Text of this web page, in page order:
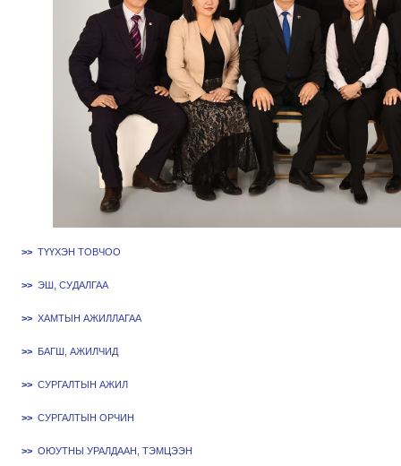
>> ТҮҮХЭН ТОВЧОО
>> ЭШ, СУДАЛГАА
>> ХАМТЫН АЖИЛЛАГАА
>> БАГШ, АЖИЛЧИД
>> СУРГАЛТЫН АЖИЛ
>> СУРГАЛТЫН ОРЧИН
>> ОЮУТНЫ УРАЛДААН, ТЭМЦЭЭН